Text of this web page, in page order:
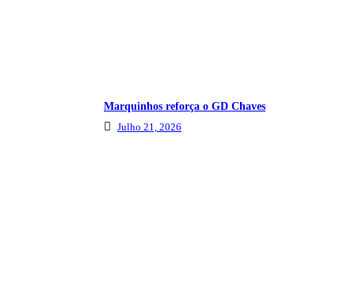
Marquinhos reforça o GD Chaves
Julho 21, 2026